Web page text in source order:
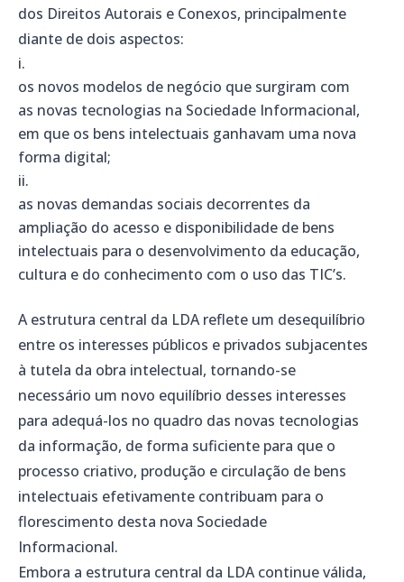
dos Direitos Autorais e Conexos, principalmente
diante de dois aspectos:
os novos modelos de negócio que surgiram com
as novas tecnologias na Sociedade Informacional,
em que os bens intelectuais ganhavam uma nova
forma digital;
as novas demandas sociais decorrentes da
ampliação do acesso e disponibilidade de bens
intelectuais para o desenvolvimento da educação,
cultura e do conhecimento com o uso das TIC’s.
A estrutura central da LDA reflete um desequilíbrio
entre os interesses públicos e privados subjacentes
à tutela da obra intelectual, tornando-se
necessário um novo equilíbrio desses interesses
para adequá-los no quadro das novas tecnologias
da informação, de forma suficiente para que o
processo criativo, produção e circulação de bens
intelectuais efetivamente contribuam para o
florescimento desta nova Sociedade
Informacional.
Embora a estrutura central da LDA continue válida,